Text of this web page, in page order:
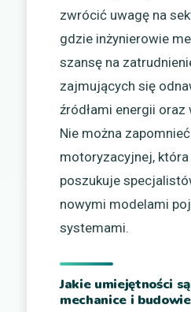
zwrócić uwagę na
gdzie inżynierowie
szansę na
zajmujących się
źródłami energii oraz
Nie można
motoryzacyjnej,
poszukuje
nowymi modelami
systemami.
Jakie umiejętności
mechanice i